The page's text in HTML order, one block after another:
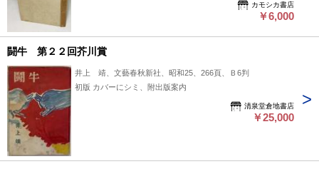
カモシカ書店
￥6,000
闘牛 第２２回芥川賞
井上 靖、文藝春秋新社、昭和25、266頁、Ｂ6判
初版 カバーにシミ、附出版案内
清泉堂倉地書店
￥25,000